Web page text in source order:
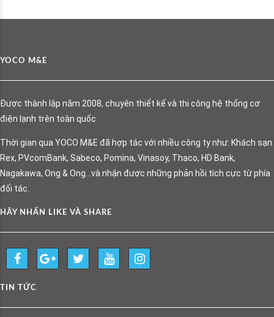
YOCO M&E
Được thành lập năm 2008, chuyên thiết kế và thi công hệ thống cơ
điện lạnh trên toàn quốc
Thời gian qua YOCO M&E đã hợp tác với nhiều công ty như: Khách sạn
Rex, PVcomBank, Sabeco, Pomina, Vinasoy, Thaco, HD Bank,
Nagakawa, Ong & Ong…và nhận được những phản hồi tích cực từ phía
đối tác.
HÃY NHẤN LIKE VÀ SHARE
TIN TỨC